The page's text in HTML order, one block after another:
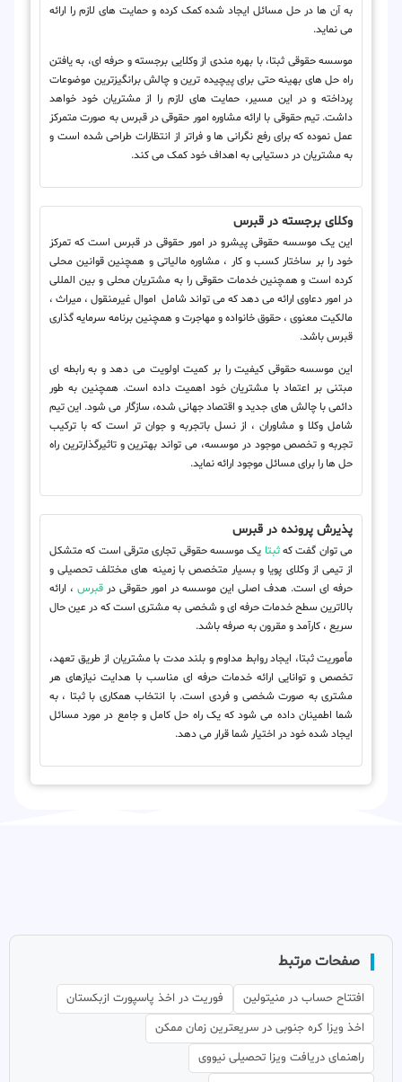
به آن ها در حل مسائل ایجاد شده کمک کرده و حمایت های لازم را ارائه
می نماید.
موسسه حقوقی ثبتا، با بهره مندی از وکلایی برجسته و حرفه ای، به یافتن
راه حل های بهینه حتی برای پیچیده ترین و چالش برانگیزترین موضوعات
پرداخته و در این مسیر، حمایت های لازم را از مشتریان خود خواهد
داشت. تیم حقوقی با ارائه مشاوره امور حقوقی در قبرس به صورت متمرکز
عمل نموده که برای رفع نگرانی ها و فراتر از انتظارات طراحی شده است و
به مشتریان در دستیابی به اهداف خود کمک می کند.
وکلای برجسته در قبرس
این یک موسسه حقوقی پیشرو در امور حقوقی در قبرس است که تمرکز
خود را بر ساختار کسب و کار ، مشاوره مالیاتی و همچنین قوانین محلی
کرده است و همچنین خدمات حقوقی را به مشتریان محلی و بین المللی
در امور دعاوی ارائه می دهد که می تواند شامل اموال غیرمنقول ، میراث ،
مالکیت معنوی ، حقوق خانواده و مهاجرت و همچنین برنامه سرمایه گذاری
قبرس باشد.
این موسسه حقوقی کیفیت را بر کمیت اولویت می دهد و به رابطه ای
مبتنی بر اعتماد با مشتریان خود اهمیت داده است. همچنین به طور
دائمی با چالش های جدید و اقتصاد جهانی شده، سازگار می شود. این تیم
شامل وکلا و مشاوران ، از نسل باتجربه و جوان تر است که با ترکیب
تجربه و تخصص موجود در موسسه، می تواند بهترین و تاثیرگذارترین راه
حل ها را برای مسائل موجود ارائه نماید.
پذیرش پرونده در قبرس
می توان گفت کهثبتا یک موسسه حقوقی تجاری مترقی است که متشکل
از تیمی از وکلای پویا و بسیار متخصص با زمینه های مختلف تحصیلی و
حرفه ای است. هدف اصلی این موسسه در امور حقوقی درقبرس ، ارائه
بالاترین سطح خدمات حرفه ای و شخصی به مشتری است که در عین حال
سریع ، کارآمد و مقرون به صرفه باشد.
مأموریت ثبتا، ایجاد روابط مداوم و بلند مدت با مشتریان از طریق تعهد،
تخصص و توانایی ارائه خدمات حرفه ای مناسب با هدایت نیازهای هر
مشتری به صورت شخصی و فردی است. با انتخاب همکاری با ثبتا ، به
شما اطمینان داده می شود که یک راه حل کامل و جامع در مورد مسائل
ایجاد شده خود در اختیار شما قرار می دهد.
صفحات مرتبط
افتتاح حساب در منیتولین
فوریت در اخذ پاسپورت ازبکستان
اخذ ویزا کره جنوبی در سریعترین زمان ممکن
راهنمای دریافت ویزا تحصیلی نیووی